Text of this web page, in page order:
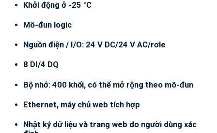
Khởi động ở -25 °C
Mô-đun logic
Nguồn điện / I/O: 24 V DC/24 V AC/rơle
8 DI/4 DQ
Bộ nhớ: 400 khối, có thể mở rộng theo mô-đun
Ethernet, máy chủ web tích hợp
Nhật ký dữ liệu và trang web do người dùng xác